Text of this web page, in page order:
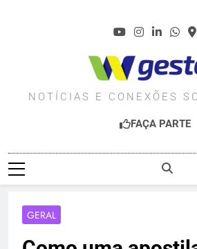
NOTÍCIAS E CONEXÕES
FAÇA PARTE
GERAL